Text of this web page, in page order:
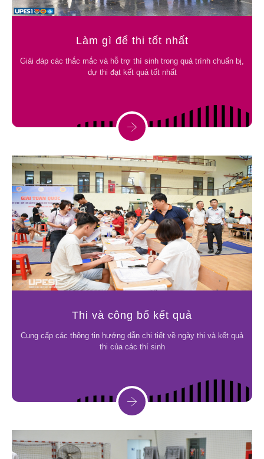
Làm gì để thi tốt nhất
Giải đáp các thắc mắc và hỗ trợ thí sinh trong quá trình chuẩn bị,
dự thi đạt kết quả tốt nhất
Thi và công bố kết quả
Cung cấp các thông tin hướng dẫn chi tiết về ngày thi và kết quả
thi của các thí sinh